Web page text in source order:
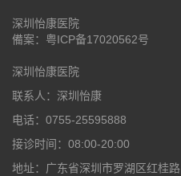
深圳怡康医院
備案： 粤ICP备17020562号
深圳怡康医院
联系人：深圳怡康
电话：0755-25595888
接诊时间：08:00-20:00
地址：广东省深圳市罗湖区红桂路